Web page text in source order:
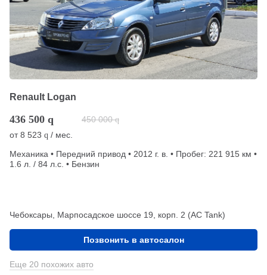
Renault Logan
436 500 q 450 000 q
от8 523 q / мес.
Механика • Передний привод • 2012 г. в. • Пробег: 221 915 км •
1.6 л. / 84 л.с. • Бензин
Чебоксары, Марпосадское шоссе 19, корп. 2 (АС Tank)
Позвонить в автосалон
Еще 20 похожих авто